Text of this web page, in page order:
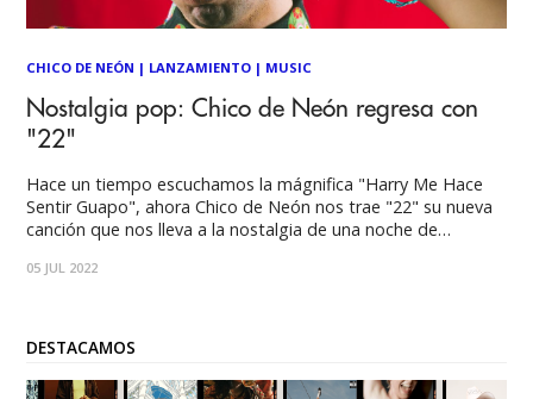
CHICO DE NEÓN | LANZAMIENTO | MUSIC
Nostalgia pop: Chico de Neón regresa con
"22"
Hace un tiempo escuchamos la mágnifica "Harry Me Hace
Sentir Guapo", ahora Chico de Neón nos trae "22" su nueva
canción que nos lleva a la nostalgia de una noche de
autor "con mi grupo de amigos del colegio
05 JUL 2022
DESTACAMOS